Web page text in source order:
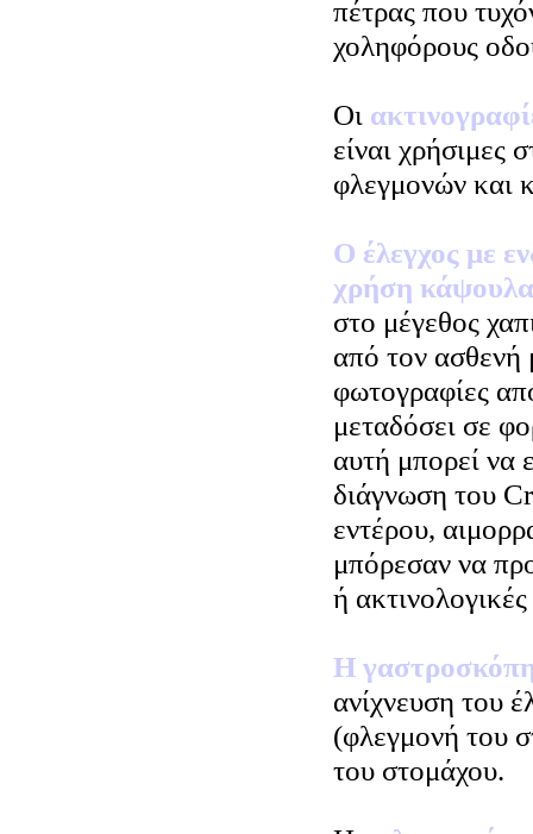
πέτρας που
χοληφόρους
Οι
είναι χρήσιμες
φλεγμονών και
Ο έλεγχος με
χρήση
στο μέγεθος
από τον ασθενή
φωτογραφίες
μεταδόσει σε
αυτή μπορεί να
διάγνωση του
εντέρου,
μπόρεσαν να
ή ακτινολογικές
Η
ανίχνευση του
(φλεγμονή του
του στομάχου.